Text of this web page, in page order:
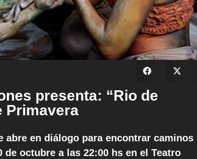
presenta: “Rio de
Primavera
abre en diálogo para encontrar caminos
octubre a las 22:00 hs en el Teatro